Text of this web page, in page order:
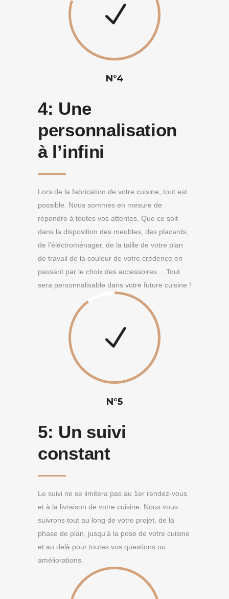
N°4
4: Une
personnalisation
à l’infini
Lors de la fabrication de votre cuisine, tout est
possible. Nous sommes en mesure de
répondre à toutes vos attentes. Que ce soit
dans la disposition des meubles, des placards,
de l’éléctroménager, de la taille de votre plan
de travail de la couleur de votre crédence en
passant par le choix des accessoires… Tout
sera personnalisable dans votre future cuisine !
N°5
5: Un suivi
constant
Le suivi ne se limitera pas au 1er rendez-vous
et à la livraison de votre cuisine. Nous vous
suivrons tout au long de votre projet, de la
phase de plan, jusqu’à la pose de votre cuisine
et au delà pour toutes vos questions ou
améliorations.